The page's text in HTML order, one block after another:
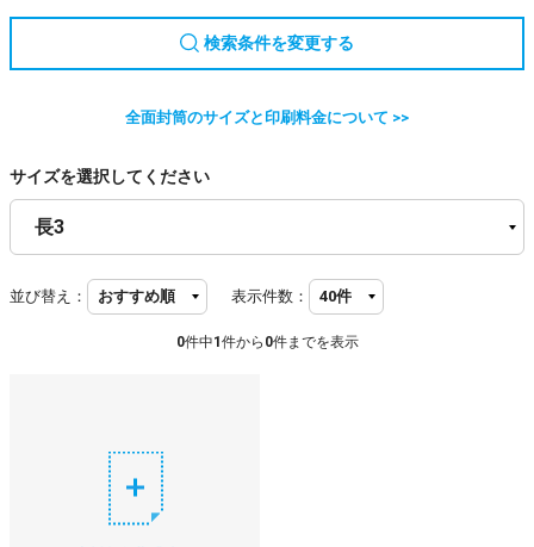
検索条件を変更する
全面封筒のサイズと印刷料金について >>
サイズを選択してください
並び替え： 表示件数：
0件中1 件から 0件までを表示